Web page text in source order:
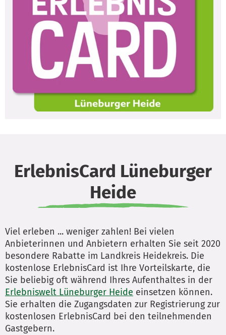
ErlebnisCard Lüneburger
Heide
Viel erleben ... weniger zahlen! Bei vielen
Anbieterinnen und Anbietern erhalten Sie seit 2020
besondere Rabatte im Landkreis Heidekreis. Die
kostenlose ErlebnisCard ist Ihre Vorteilskarte, die
Sie beliebig oft während Ihres Aufenthaltes in der
Erlebniswelt Lüneburger Heide einsetzen können.
Sie erhalten die Zugangsdaten zur Registrierung zur
kostenlosen ErlebnisCard bei den teilnehmenden
Gastgebern.